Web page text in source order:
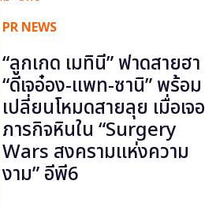
PR NEWS
“ลูกเกด เมทินี” ฟาดสายฮา
“ดีเจอ๋อง-แพท-ซานิ” พร้อม
เปลี่ยนโหมดสายลุย เมื่อเจอ
ภารกิจหินใน “Surgery
Wars สงครามแห่งความ
งาม” อีพี6